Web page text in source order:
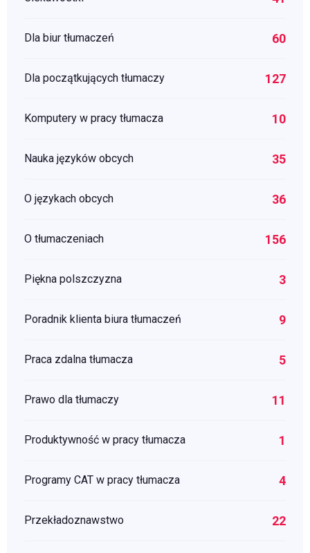
Dla biur tłumaczeń 60
Dla początkujących tłumaczy 127
Komputery w pracy tłumacza 10
Nauka języków obcych 35
O językach obcych 36
O tłumaczeniach 156
Piękna polszczyzna 3
Poradnik klienta biura tłumaczeń 9
Praca zdalna tłumacza 5
Prawo dla tłumaczy 11
Produktywność w pracy tłumacza 1
Programy CAT w pracy tłumacza 4
Przekładoznawstwo 22